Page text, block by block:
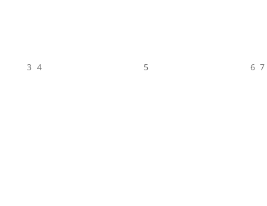
3 4 5 6 7